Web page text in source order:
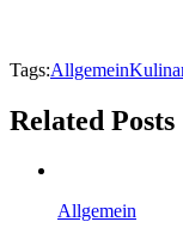
Tags:Allgemein
Related Posts
Allgemein